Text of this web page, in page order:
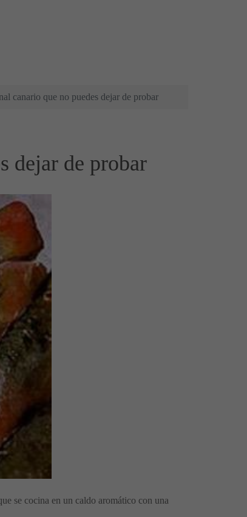
canario que no puedes dejar de probar
dejar de probar
se cocina en un caldo aromático con una